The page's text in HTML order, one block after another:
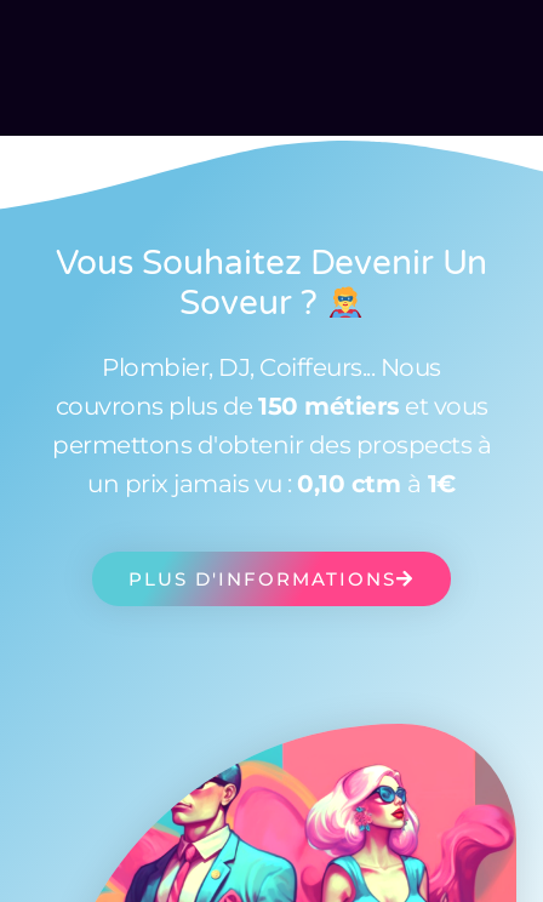
Vous Souhaitez Devenir Un
Soveur ?
Plombier, DJ, Coiffeurs... Nous
couvrons plus de 150 métiers et vous
permettons d'obtenir des prospects à
un prix jamais vu : 0,10 ctm à 1€
PLUS D'INFORMATIONS